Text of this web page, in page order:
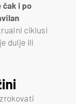
čak i po
ciklusi
dulje ili